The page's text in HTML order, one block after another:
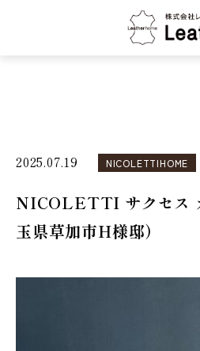
株式会社レ
2025.07.19 NICOLETTIHOME
NICOLETTI サクセス
玉県草加市H様邸）